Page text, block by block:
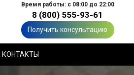
Время работы: с 08:00 до 22:00
8 (800) 555-93-61
Получить консультацию
КОНТАКТЫ